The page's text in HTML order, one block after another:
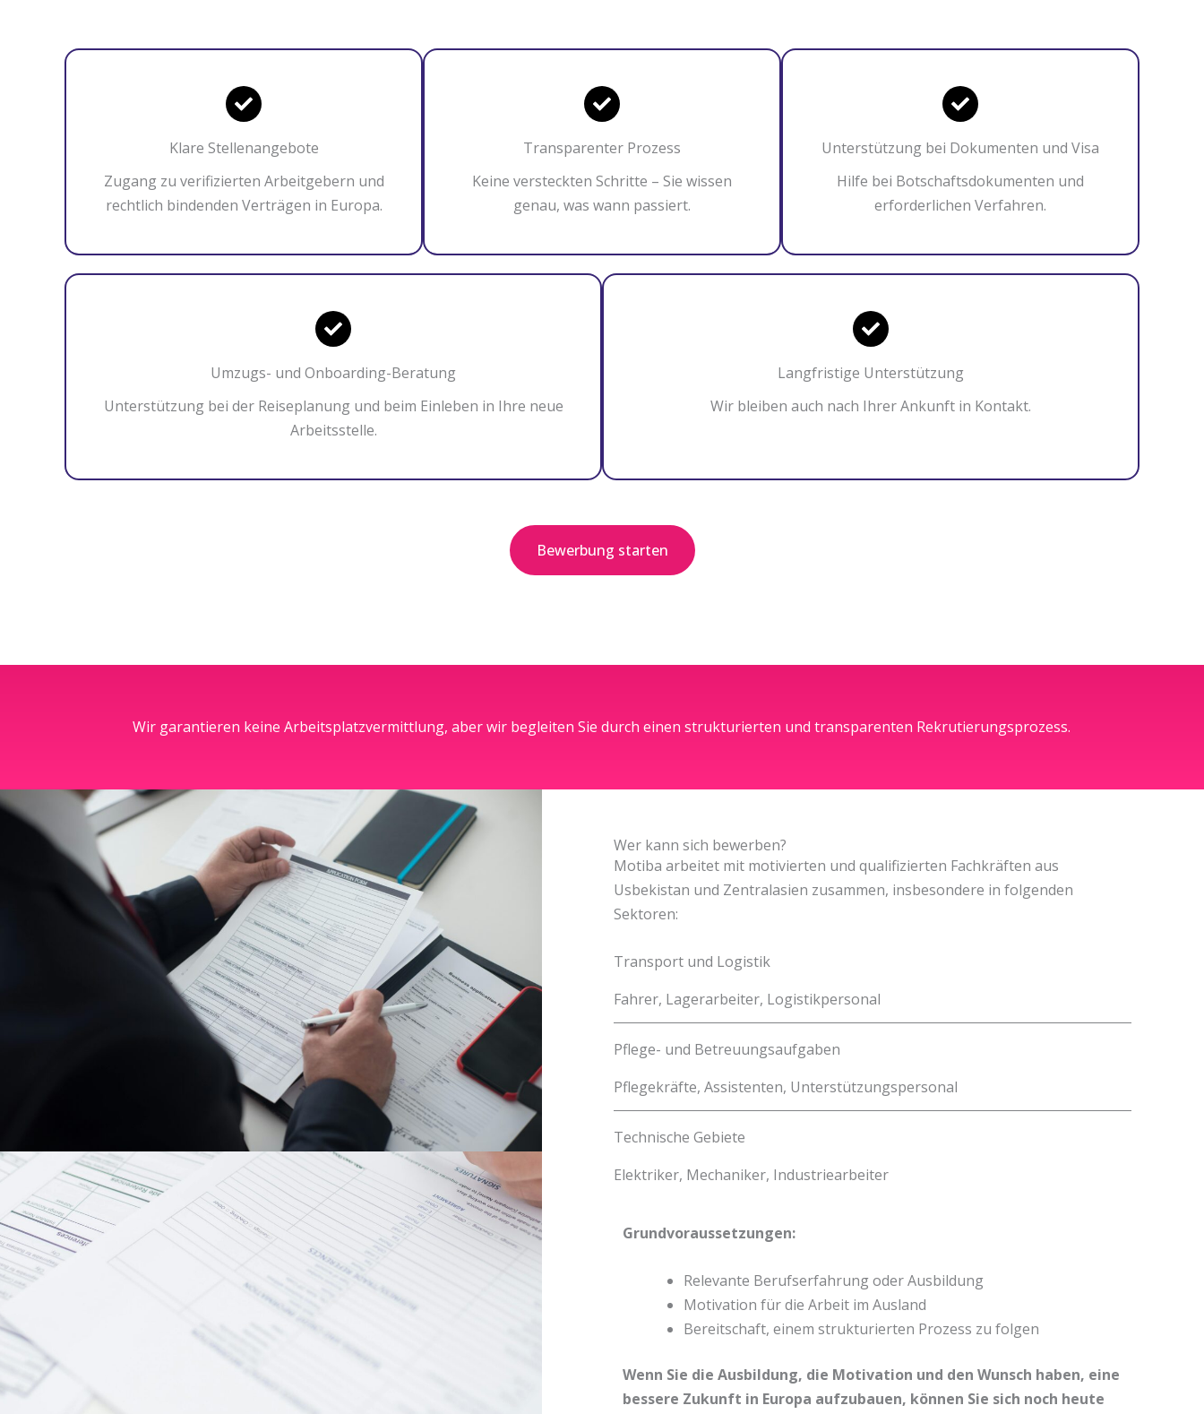
Klare Stellenangebote
Zugang zu verifizierten Arbeitgebern und
rechtlich bindenden Verträgen in Europa.
Transparenter Prozess
Keine versteckten Schritte – Sie wissen
genau, was wann passiert.
Unterstützung bei Dokumenten und Visa
Hilfe bei Botschaftsdokumenten und
erforderlichen Verfahren.
Umzugs- und Onboarding-Beratung
Unterstützung bei der Reiseplanung und beim Einleben in Ihre neue
Arbeitsstelle.
Langfristige Unterstützung
Wir bleiben auch nach Ihrer Ankunft in Kontakt.
Bewerbung starten
Wir garantieren keine Arbeitsplatzvermittlung, aber wir begleiten Sie durch einen strukturierten und transparenten Rekrutierungsprozess.
Wer kann sich bewerben?
Motiba arbeitet mit motivierten und qualifizierten Fachkräften aus
Usbekistan und Zentralasien zusammen, insbesondere in folgenden
Sektoren:
Transport und Logistik
Fahrer, Lagerarbeiter, Logistikpersonal
Pflege- und Betreuungsaufgaben
Pflegekräfte, Assistenten, Unterstützungspersonal
Technische Gebiete
Elektriker, Mechaniker, Industriearbeiter
Grundvoraussetzungen:
Relevante Berufserfahrung oder Ausbildung
Motivation für die Arbeit im Ausland
Bereitschaft, einem strukturierten Prozess zu folgen
Wenn Sie die Ausbildung, die Motivation und den Wunsch haben, eine
bessere Zukunft in Europa aufzubauen, können Sie sich noch heute